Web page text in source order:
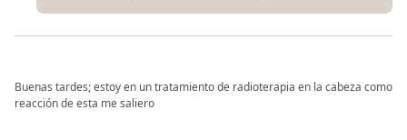
Buenas tardes; estoy en un tratamiento de radioterapia en la cabeza como
reacción de esta me saliero